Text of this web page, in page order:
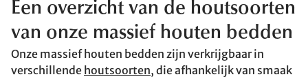
Een overzicht van de houtsoorten
van onze massief houten bedden
Onze massief houten bedden zijn verkrijgbaar in
verschillende houtsoorten, die afhankelijk van smaak